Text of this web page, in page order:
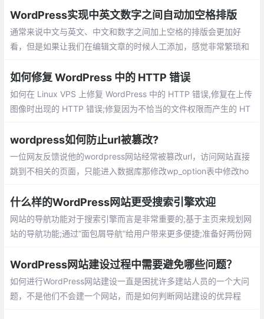
在国内用肯定会卡的，今天笔者给大家整理了几个解决各种WordPr
ess慢的慢的问题
WordPress实现中英文数字之间自动加空格排版
通常来说中文与英文、中文和数字之间加上空格的排版会更加好
看，但是如果让我们在编辑文章的时候人工添加，感觉非常繁琐和
实现中英文数字之间自动加空格的排版技巧
如何修复 WordPress 中的 HTTP 错误
如何在 Linux VPS 上修复 WordPress 中的 HTTP 错误,修复在上传
图像时出现的 HTTP 错误;修复因为不恰当的文件权限而产生的 HT
文件错误配置而产生的 HTTP 错误...
wordpress如何防止url被篡改?
一位网友反馈说他的wordpress网站经常被篡改url，访问网站直接
跳到不相关的页面，只能进入数据库那修改wp_option表中修改ho
什么样的WordPress网站更受搜索引擎欢迎
网站的导航功能对于搜索引擎而言是非常重要的;基于主页来规划网
站的导航功能;通过“面包屑导航”给用户带来更多便捷;准备好两份网
WordPress网站建设过程中需要避免哪些问题？
如何进行WordPress网站建设一直是困扰许多建站人员的一个大问
题，不是他们不会建一个网站，而是如何判断网站建设的优异程